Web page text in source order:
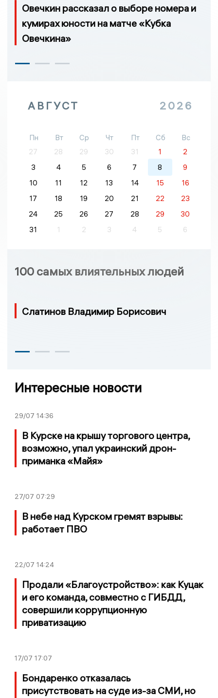
Овечкин рассказал о выборе номера и
кумирах юности на матче «Кубка
Овечкина»
АВГУСТ 2026
Пн Вт Ср Чт Пт Сб
Вс
27
28 29 30 31 1
2
3
4 5 6 7 8
9
10
11 12 13 14 15
16
17
18 19 20 21 22
23
24
25 26 27 28 29
30
31
1 2 3 4 5 6
100 самых влиятельных людей
Слатинов Владимир Борисович
Интересные новости
29/07 14:36
В Курске на крышу торгового центра,
возможно, упал украинский дрон-
приманка «Майя»
27/07 07:29
В небе над Курском гремят взрывы:
работает ПВО
22/07 14:24
Продали «Благоустройство»: как Куцак
и его команда, совместно с ГИБДД,
совершили коррупционную
приватизацию
17/07 17:07
Бондаренко отказалась
присутствовать на суде из-за СМИ, но